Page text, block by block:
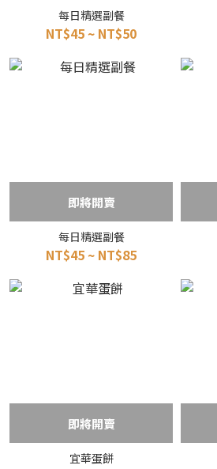
每日精選副餐
NT$45 ~ NT$50
即將開賣
每日精選副餐
NT$45 ~ NT$85
即將開賣
宜華蛋餅